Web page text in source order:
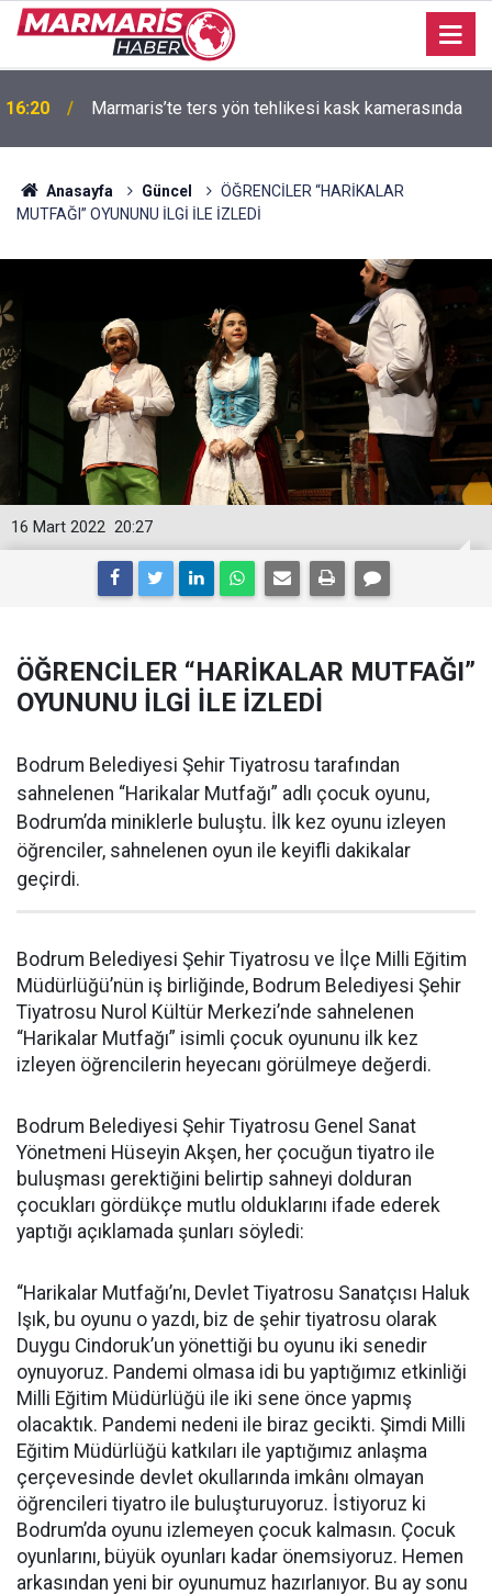
09:20 9 Ağustos - 15 Ağustos burç yorumları
Anasayfa Güncel
ÖĞRENCİLER “HARİKALAR
MUTFAĞI” OYUNUNU İLGİ İLE İZLEDİ
20:27
16 Mart 2022
ÖĞRENCİLER “HARİKALAR MUTFAĞI”
OYUNUNU İLGİ İLE İZLEDİ
Bodrum Belediyesi Şehir Tiyatrosu tarafından
sahnelenen “Harikalar Mutfağı” adlı çocuk oyunu,
Bodrum’da miniklerle buluştu. İlk kez oyunu izleyen
öğrenciler, sahnelenen oyun ile keyifli dakikalar
geçirdi.
Bodrum Belediyesi Şehir Tiyatrosu ve İlçe Milli Eğitim
Müdürlüğü’nün iş birliğinde, Bodrum Belediyesi Şehir
Tiyatrosu Nurol Kültür Merkezi’nde sahnelenen
“Harikalar Mutfağı” isimli çocuk oyununu ilk kez
izleyen öğrencilerin heyecanı görülmeye değerdi.
Bodrum Belediyesi Şehir Tiyatrosu Genel Sanat
Yönetmeni Hüseyin Akşen, her çocuğun tiyatro ile
buluşması gerektiğini belirtip sahneyi dolduran
çocukları gördükçe mutlu olduklarını ifade ederek
yaptığı açıklamada şunları söyledi:
“Harikalar Mutfağı’nı, Devlet Tiyatrosu Sanatçısı Haluk
Işık, bu oyunu o yazdı, biz de şehir tiyatrosu olarak
Duygu Cindoruk’un yönettiği bu oyunu iki senedir
oynuyoruz. Pandemi olmasa idi bu yaptığımız etkinliği
Milli Eğitim Müdürlüğü ile iki sene önce yapmış
olacaktık. Pandemi nedeni ile biraz gecikti. Şimdi Milli
Eğitim Müdürlüğü katkıları ile yaptığımız anlaşma
çerçevesinde devlet okullarında imkânı olmayan
öğrencileri tiyatro ile buluşturuyoruz. İstiyoruz ki
Bodrum’da oyunu izlemeyen çocuk kalmasın. Çocuk
oyunlarını, büyük oyunları kadar önemsiyoruz. Hemen
arkasından yeni bir oyunumuz hazırlanıyor. Bu ay sonu